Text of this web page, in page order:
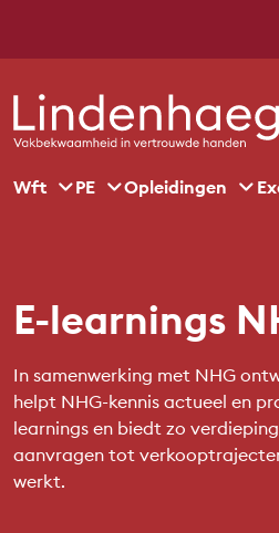
Wft PE Opleidingen
E-learnings
In samenwerking met NHG
helpt NHG-kennis actueel en
learnings en biedt zo
aanvragen tot
werkt.